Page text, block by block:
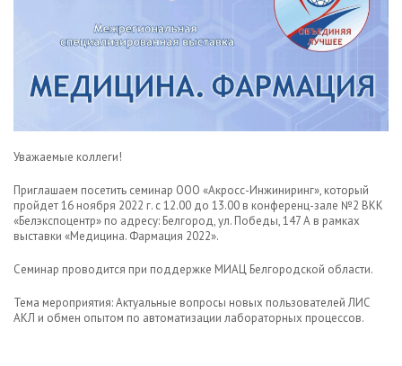
Уважаемые коллеги!
Приглашаем посетить семинар ООО «Акросс-Инжиниринг», который
пройдет 16 ноября 2022 г. с 12.00 до 13.00 в конференц-зале №2 ВКК
«Белэкспоцентр» по адресу: Белгород, ул. Победы, 147 А в рамках
выставки «Медицина. Фармация 2022».
Семинар проводится при поддержке МИАЦ Белгородской области.
Тема мероприятия: Актуальные вопросы новых пользователей ЛИС
АКЛ и обмен опытом по автоматизации лабораторных процессов.